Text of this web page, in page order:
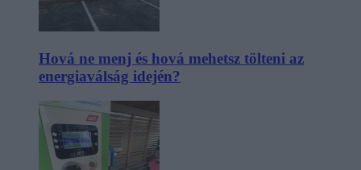
Hová ne menj és hová mehetsz tölteni az
energiaválság idején?